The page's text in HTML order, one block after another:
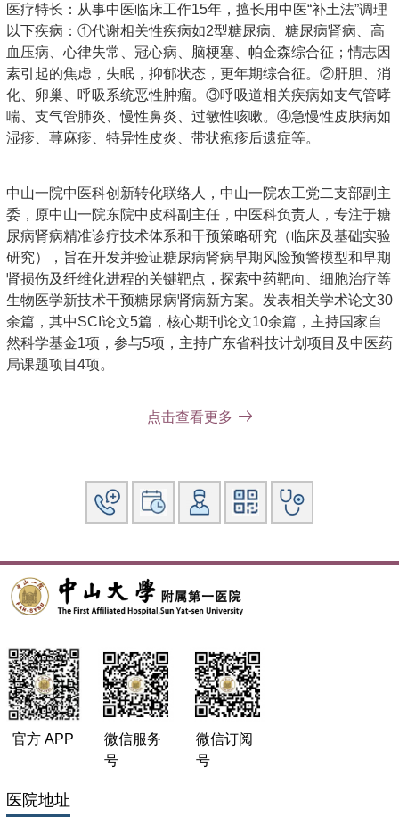
医疗特长：从事中医临床工作15年，擅长用中医“补土法”调理
以下疾病：①代谢相关性疾病如2型糖尿病、糖尿病肾病、高
血压病、心律失常、冠心病、脑梗塞、帕金森综合征；情志因
素引起的焦虑，失眠，抑郁状态，更年期综合征。②肝胆、消
化、卵巢、呼吸系统恶性肿瘤。③呼吸道相关疾病如支气管哮
喘、支气管肺炎、慢性鼻炎、过敏性咳嗽。④急慢性皮肤病如
湿疹、荨麻疹、特异性皮炎、带状疱疹后遗症等。
中山一院中医科创新转化联络人，中山一院农工党二支部副主
委，原中山一院东院中皮科副主任，中医科负责人，专注于糖
尿病肾病精准诊疗技术体系和干预策略研究（临床及基础实验
研究），旨在开发并验证糖尿病肾病早期风险预警模型和早期
肾损伤及纤维化进程的关键靶点，探索中药靶向、细胞治疗等
生物医学新技术干预糖尿病肾病新方案。发表相关学术论文30
余篇，其中SCI论文5篇，核心期刊论文10余篇，主持国家自
然科学基金1项，参与5项，主持广东省科技计划项目及中医药
局课题项目4项。
点击查看更多
官方 APP
微信服务
号
微信订阅
号
医院地址